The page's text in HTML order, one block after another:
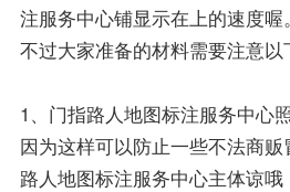
注服务中心铺显示在上的速度喔。
不过大家准备的材料需要注意以
1、门指路人地图标注服务中心
因为这样可以防止一些不法商
路人地图标注服务中心主体谅哦